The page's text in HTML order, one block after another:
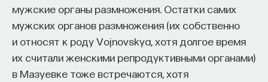
мужские органы размножения. Остатки самих
мужских органов размножения (их собственно
и относят к роду Vojnovskya, хотя долгое время
их считали женскими репродуктивными органами)
в Мазуевке тоже встречаются, хотя